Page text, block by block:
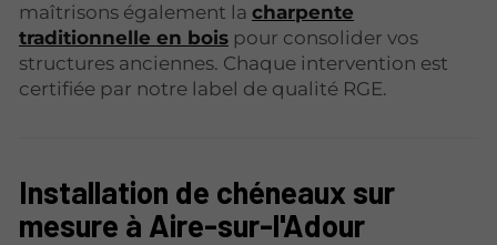
maîtrisons également la charpente
traditionnelle en bois pour consolider vos
structures anciennes. Chaque intervention est
certifiée par notre label de qualité RGE.
Installation de chéneaux sur
mesure à Aire-sur-l'Adour